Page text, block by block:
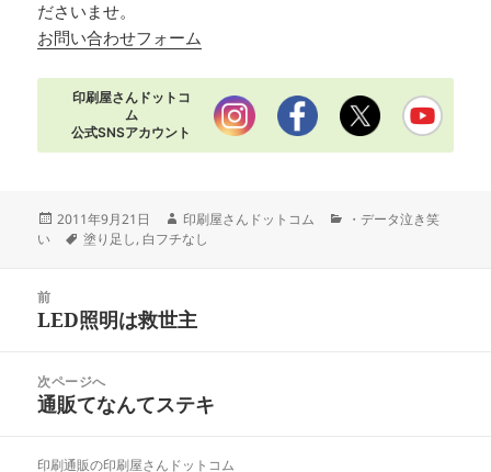
ださいませ。
お問い合わせフォーム
印刷屋さんドットコ
ム
公式SNSアカウント
投
稿
2011年9月21日
作
成
印刷屋さんドットコム
カ・データ泣き笑
い
タ
塗り足し, 白フチなし
前
前
投
稿:
LED照明は救世主
次ページへ
次
投
通販てなんてステキ
印刷通販の印刷屋さんドットコム